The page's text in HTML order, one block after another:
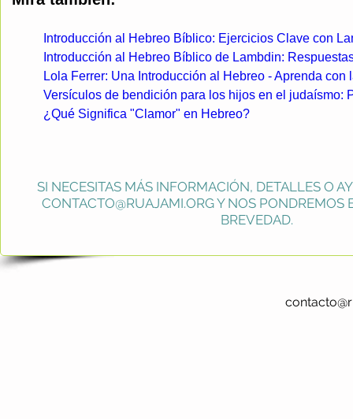
Introducción al Hebreo Bíblico: Ejercicios Clave con
Introducción al Hebreo Bíblico de Lambdin:
Lola Ferrer: Una Introducción al Hebreo - Aprenda con
Versículos de bendición para los hijos en el judaísmo:
¿Qué Significa "Clamor" en Hebreo?
SI NECESITAS MÁS INFORMACIÓN, DETALLES O
CONTACTO@RUAJAMI.ORGY NOS PONDREMOS
BREVEDAD.